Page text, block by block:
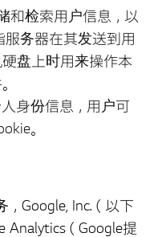
和检索用户信息，以
服务器在其发送到用
盘上时用来操作本
身份信息，用户可
。
Google, Inc.（以下
Analytics（Google提